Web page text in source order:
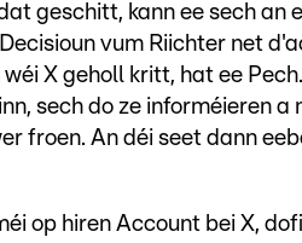
geschitt, kann ee sech an
vum Riichter net
X geholl kritt, hat ee
sech do ze informéieren
froen. An déi seet dann
op hiren Account bei X,